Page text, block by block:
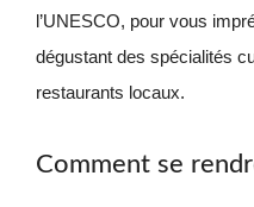
l’UNESCO, pour vous
dégustant des spécialités
restaurants locaux.
Comment se